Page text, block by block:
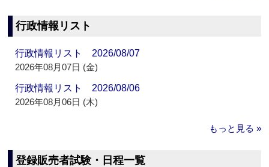
行政情報リスト
行政情報リスト 2026/08/07
2026年08月07日 (金)
行政情報リスト 2026/08/06
2026年08月06日 (木)
もっと見る »
登録販売者試験・日程一覧